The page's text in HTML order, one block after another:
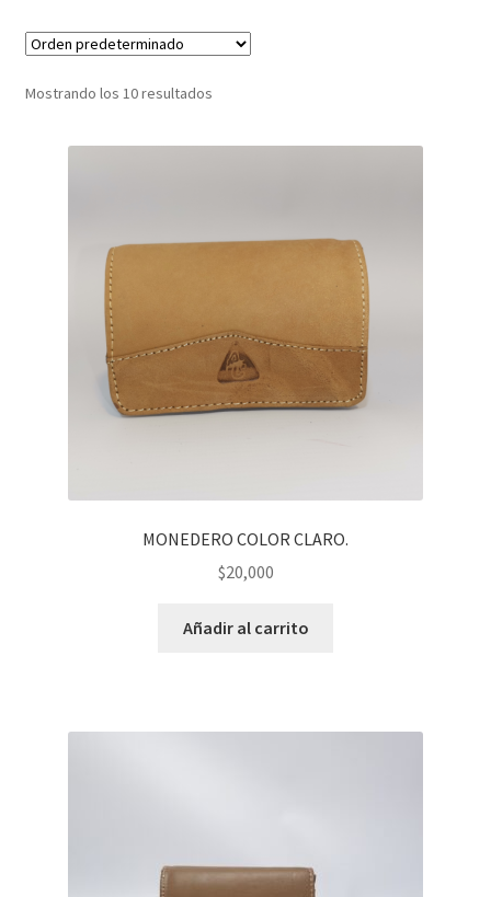
Infantil
Mostrando los 10 resultados
MONEDERO COLOR CLARO.
$20,000
Añadir al carrito